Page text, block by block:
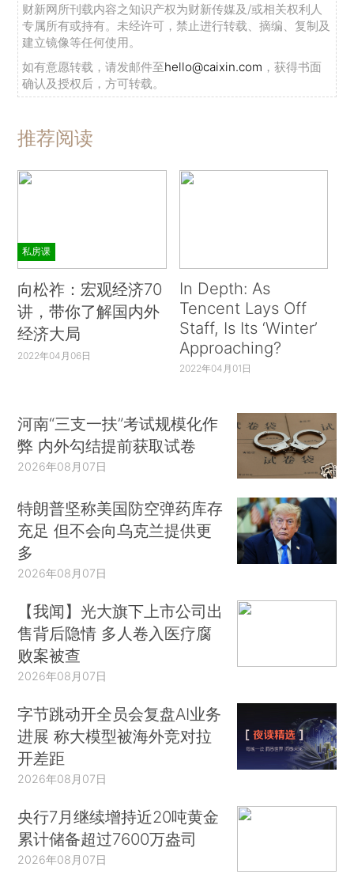
财新网所刊载内容之知识产权为财新传媒及/或相关权利人
专属所有或持有。未经许可，禁止进行转载、摘编、复制及
建立镜像等任何使用。
如有意愿转载，请发邮件至hello@caixin.com ，获得书面
确认及授权后，方可转载。
推荐阅读
私房课
向松祚：宏观经济70
讲，带你了解国内外
经济大局
2022年04月06日
In Depth: As
Tencent Lays Off
Staff, Is Its ‘Winter’
Approaching?
2022年04月01日
河南“三支一扶”考试规模化作
弊 内外勾结提前获取试卷
2026年08月07日
特朗普坚称美国防空弹药库存
充足 但不会向乌克兰提供更
多
2026年08月07日
【我闻】光大旗下上市公司出
售背后隐情 多人卷入医疗腐
败案被查
2026年08月07日
字节跳动开全员会复盘AI业务
进展 称大模型被海外竞对拉
开差距
2026年08月07日
央行7月继续增持近20吨黄金
累计储备超过7600万盎司
2026年08月07日